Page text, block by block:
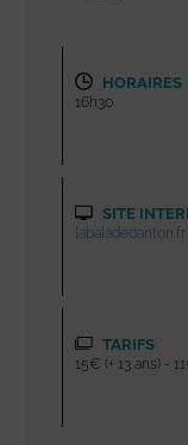
HORAIRES
16h30
SITE
labaladedanton.fr
TARIFS
15€ (+ 13 ans) -